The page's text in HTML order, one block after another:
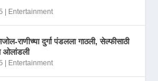
Entertainment
राणीच्या दुर्गा पंडलला गाठली, सेल्फीसाठी
ओलांडली
Entertainment